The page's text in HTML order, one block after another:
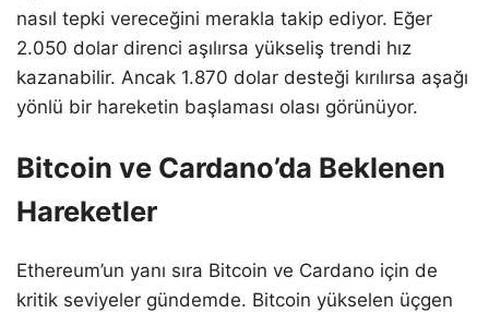
nasıl tepki vereceğini merakla takip ediyor. Eğer
2.050 dolar direnci aşılırsa yükseliş trendi hız
kazanabilir. Ancak 1.870 dolar desteği kırılırsa aşağı
yönlü bir hareketin başlaması olası görünüyor.
Bitcoin ve Cardano’da Beklenen
Hareketler
Ethereum’un yanı sıra Bitcoin ve Cardano için de
kritik seviyeler gündemde. Bitcoin yükselen üçgen